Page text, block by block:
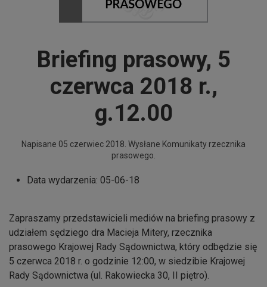
Briefing prasowy, 5
czerwca 2018 r.,
g.12.00
Napisane 05 czerwiec 2018. Wysłane Komunikaty rzecznika
prasowego.
Data wydarzenia: 05-06-18
Zapraszamy przedstawicieli mediów na briefing prasowy z
udziałem sędziego dra Macieja Mitery, rzecznika
prasowego Krajowej Rady Sądownictwa, który odbędzie się
5 czerwca 2018 r. o godzinie 12:00, w siedzibie Krajowej
Rady Sądownictwa (ul. Rakowiecka 30, II piętro).